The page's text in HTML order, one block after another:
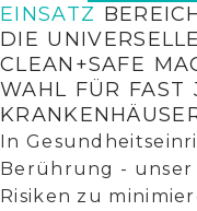
EINSATZ
DIE
CLEAN+SAFE
WAHL FÜR FAST
In
Berührung - unser
Risiken zu